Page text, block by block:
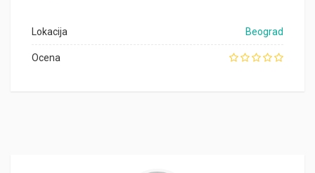
Lokacija Beograd
Ocena